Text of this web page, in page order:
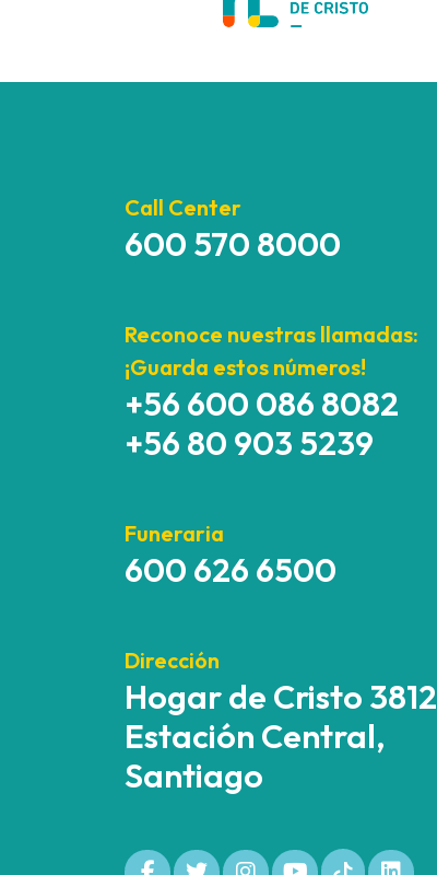
Call Center
600 570 8000
Reconoce nuestras llamadas:
¡Guarda estos números!
+56 600 086 8082
+56 80 903 5239
Funeraria
600 626 6500
Dirección
Hogar de Cristo 3812
Estación Central,
Santiago